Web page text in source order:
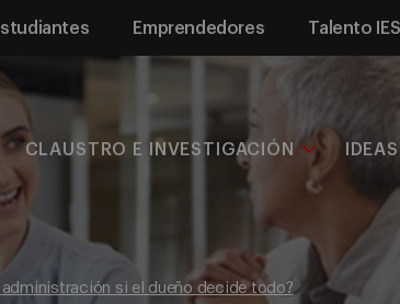
Emprendedores Talento
CLAUSTRO E INVESTIGACIÓN
si el dueño decide todo?